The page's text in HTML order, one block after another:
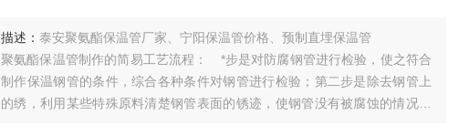
描述：泰安聚氨酯保温管厂家、宁阳保温管价格、预制直埋保温管
聚氨酯保温管制作的简易工艺流程： *步是对防腐钢管进行检验，使之符合
制作保温钢管的条件，综合各种条件对钢管进行检验；第二步是除去钢管上
的绣，利用某些特殊原料清楚钢管表面的锈迹，使钢管没有被腐蚀的情况；